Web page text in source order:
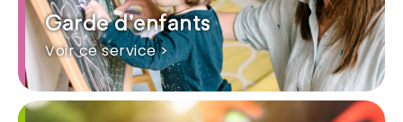
Garde d'enfants
Voir ce service >